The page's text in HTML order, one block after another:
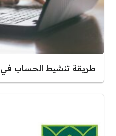
طريقة تنشيط الحساب في